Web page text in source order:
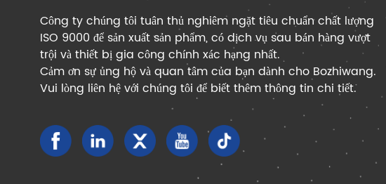
Công ty chúng tôi tuân thủ nghiêm ngặt tiêu chuẩn chất lượng
ISO 9000 để sản xuất sản phẩm, có dịch vụ sau bán hàng vượt
trội và thiết bị gia công chính xác hạng nhất.
Cảm ơn sự ủng hộ và quan tâm của bạn dành cho Bozhiwang.
Vui lòng liên hệ với chúng tôi để biết thêm thông tin chi tiết.